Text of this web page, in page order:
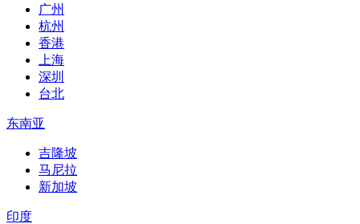
广州
杭州
香港
上海
深圳
台北
东南亚
吉隆坡
马尼拉
新加坡
印度